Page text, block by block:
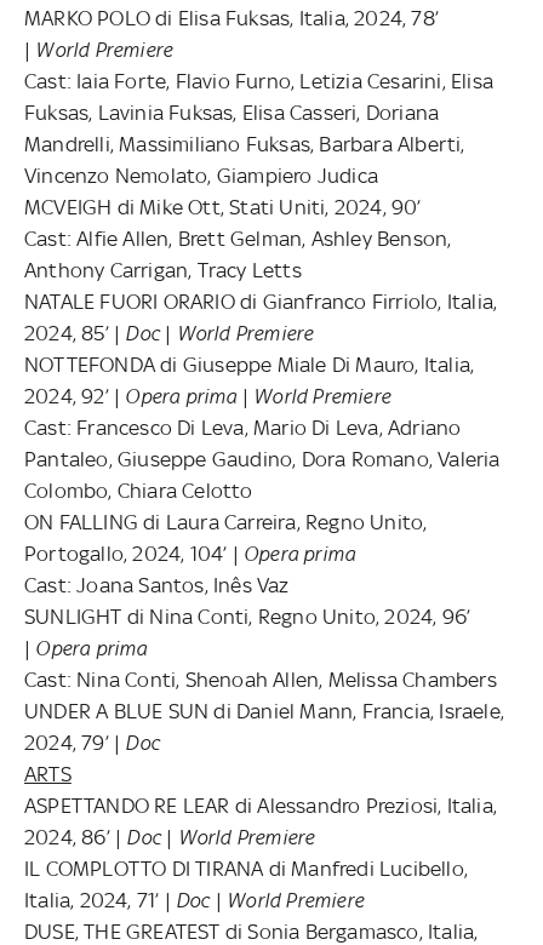
MARKO POLO di Elisa Fuksas, Italia, 2024, 78’
| World Premiere
Cast: Iaia Forte, Flavio Furno, Letizia Cesarini, Elisa
Fuksas, Lavinia Fuksas, Elisa Casseri, Doriana
Mandrelli, Massimiliano Fuksas, Barbara Alberti,
Vincenzo Nemolato, Giampiero Judica
MCVEIGH di Mike Ott, Stati Uniti, 2024, 90’
Cast: Alfie Allen, Brett Gelman, Ashley Benson,
Anthony Carrigan, Tracy Letts
NATALE FUORI ORARIO di Gianfranco Firriolo, Italia,
2024, 85’ | Doc| World Premiere
NOTTEFONDA di Giuseppe Miale Di Mauro, Italia,
2024, 92’ | Opera prima| World Premiere
Cast: Francesco Di Leva, Mario Di Leva, Adriano
Pantaleo, Giuseppe Gaudino, Dora Romano, Valeria
Colombo, Chiara Celotto
ON FALLING di Laura Carreira, Regno Unito,
Portogallo, 2024, 104’ | Opera prima
Cast: Joana Santos, Inês Vaz
SUNLIGHT di Nina Conti, Regno Unito, 2024, 96’
| Opera prima
Cast: Nina Conti, Shenoah Allen, Melissa Chambers
UNDER A BLUE SUN di Daniel Mann, Francia, Israele,
2024, 79’ | Doc
ARTS
ASPETTANDO RE LEAR di Alessandro Preziosi, Italia,
2024, 86’ | Doc| World Premiere
IL COMPLOTTO DI TIRANA di Manfredi Lucibello,
Italia, 2024, 71’ | Doc| World Premiere
DUSE, THE GREATEST di Sonia Bergamasco, Italia,